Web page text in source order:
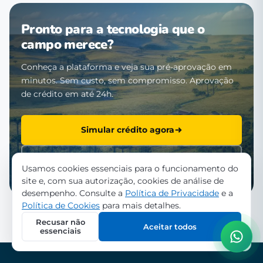
Pronto para a tecnologia que o
campo merece?
Conheça a plataforma e veja sua pré-aprovação em
minutos. Sem custo, sem compromisso. Aprovação
de crédito em até 24h.
Simular crédito agora
Usamos cookies essenciais para o funcionamento do
site e, com sua autorização, cookies de análise de
desempenho. Consulte a Política de Privacidade e a
Política de Cookies para mais detalhes.
Recusar não
essenciais
Aceitar todos